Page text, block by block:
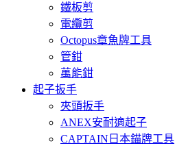
鐵板剪
電纜剪
Octopus章魚牌工具
管鉗
萬能鉗
起子扳手
夾頭扳手
ANEX安耐適起子
CAPTAIN日本錨牌工具